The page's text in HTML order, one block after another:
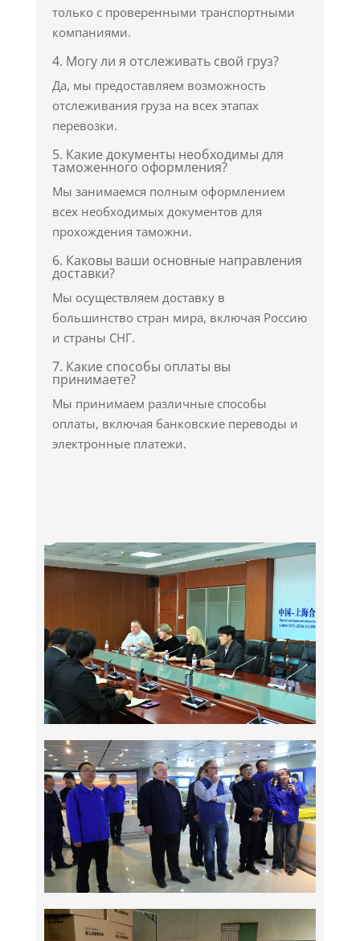
только с проверенными транспортными
компаниями.
4. Могу ли я отслеживать свой груз?
Да, мы предоставляем возможность
отслеживания груза на всех этапах
перевозки.
5. Какие документы необходимы для
таможенного оформления?
Мы занимаемся полным оформлением
всех необходимых документов для
прохождения таможни.
6. Каковы ваши основные направления
доставки?
Мы осуществляем доставку в
большинство стран мира, включая Россию
и страны СНГ.
7. Какие способы оплаты вы
принимаете?
Мы принимаем различные способы
оплаты, включая банковские переводы и
электронные платежи.